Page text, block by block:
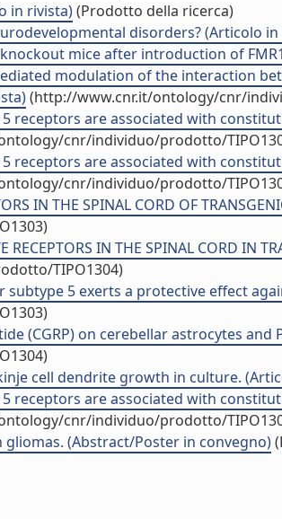
in rivista)(Prodotto della ricerca)
disorders? (Articolo in
mice after introduction of
modulation of the interaction
(http://www.cnr.it/ontology/cnr/
receptors are associated with
cnr/individuo/prodotto/
receptors are associated with
cnr/individuo/prodotto/
IN THE SPINAL CORD OF
RECEPTORS IN THE SPINAL CORD
TIPO1304)
5 exerts a protective effect
(CGRP) on cerebellar astrocytes
cell dendrite growth in culture.
receptors are associated with
cnr/individuo/prodotto/
(Abstract/Poster in convegno)